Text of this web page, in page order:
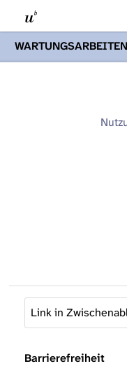
PODCASTS &
Opencast-Videos
Link in
Barrierefreiheit